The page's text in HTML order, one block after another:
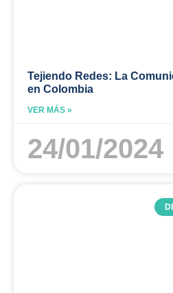
Tejiendo Redes: La
en Colombia
VER MÁS »
24/01/2024